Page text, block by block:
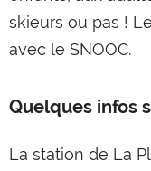
skieurs ou pas !
avec le SNOOC.
Quelques infos
La station de La